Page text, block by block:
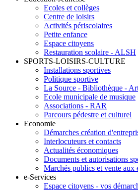
Ecoles et collèges
Centre de loisirs
Activités périscolaires
Petite enfance
Espace citoyens
Restauration scolaire - ALSH
SPORTS-LOISIRS-CULTURE
Installations sportives
Politique sportive
La Source - Bibliothèque -
Ecole municipale de musique
Associations - RAR
Parcours pédestre et culturel
Economie
Démarches création
Interlocuteurs et contacts
Actualités économiques
Documents et autorisations
Marchés publics et vente aux
e-Services
Espace citoyens - vos